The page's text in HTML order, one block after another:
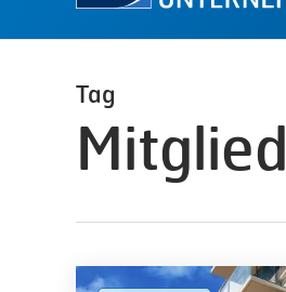
Tag
Mitglied
Mietspiegel